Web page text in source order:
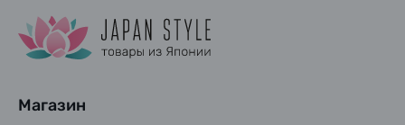
Магазин